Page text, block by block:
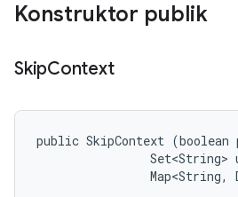
Konstruktor publik
SkipContext
public SkipContext (boolean
Set<String>
Map<String,